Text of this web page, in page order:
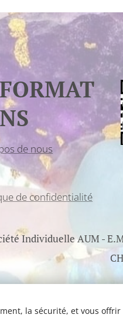
de nous
de confidentialité
Individuelle AUM -
la sécurité, et vous offrir